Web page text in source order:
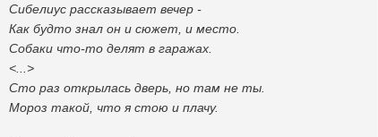
Сибелиус рассказывает вечер -
Как будто знал он и сюжет, и место.
Собаки что-то делят в гаражах.
<...>
Сто раз открылась дверь, но там не ты.
Мороз такой, что я стою и плачу.